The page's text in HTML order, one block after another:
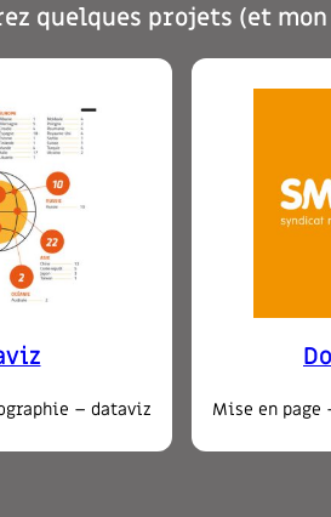
quelques projets (et
– dataviz Mise en